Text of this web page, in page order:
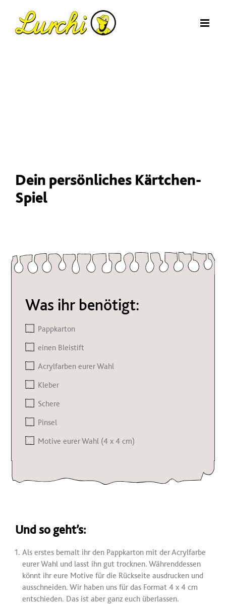
springen
Dein persönliches Kärtchen-
Spiel
Und so geht’s:
Als erstes bemalt ihr den Pappkarton mit der Acrylfarbe
eurer Wahl und lasst ihn gut trocknen. Währenddessen
könnt ihr eure Motive für die Rückseite ausdrucken und
ausschneiden. Wir haben uns für das Format 4 x 4 cm
entschieden. Das ist aber ganz euch überlassen.
Was ihr benötigt:
Pappkarton
einen Bleistift
Acrylfarben eurer Wahl
Kleber
Schere
Pinsel
Motive eurer Wahl (4 x 4 cm)